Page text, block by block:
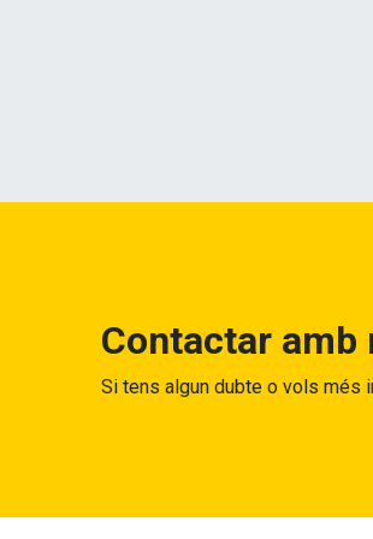
Contactar amb
Si tens algun dubte o vols més